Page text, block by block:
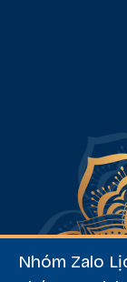
Nhóm Zalo